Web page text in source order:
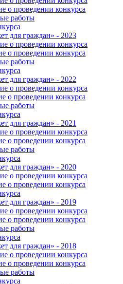
о проведении конкурса
работы
для граждан» - 2023
о проведении конкурса
о проведении конкурса
работы
для граждан» - 2022
о проведении конкурса
о проведении конкурса
работы
для граждан» - 2021
о проведении конкурса
о проведении конкурса
работы
для граждан» - 2020
о проведении конкурса
о проведении конкурса
для граждан» - 2019
о проведении конкурса
о проведении конкурса
работы
для граждан» - 2018
о проведении конкурса
о проведении конкурса
работы